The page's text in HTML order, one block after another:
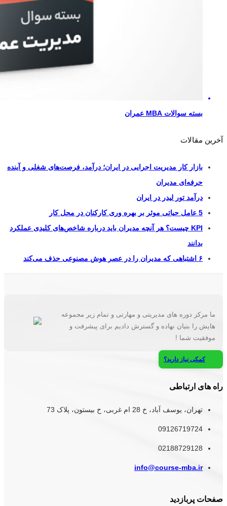
بسته سوالات MBA عمران
آخرین مقالات
بازار کار مدیریت اجرایی در ایران؛ درآمد، فرصت‌های شغلی و آینده
حرفه‌ای مدیران
درآمد تور لیدر در ایران
5 عامل حیاتی موثر بر بهره وری کارکنان در محل کار
KPI چیست؟ هر آنچه مدیران باید درباره شاخص‌های کلیدی عملکرد
بدانند
۶ اشتباهی که مدیران را در عصر هوش مصنوعی حذف می‌کند
ما مرکز دوره های مدیریتی و مهارتی و تمام زیر مجموعه
هایش را بنیان نهاده و گسترش دادیم برای پیشرفت و
موفقیت شما !
کمکی نیاز دارید؟
راه های ارتباطی
تهران، یوسف آباد، خ 28 ام غربی، خ بیستون، پلاک 73
09126719724
02188729128
info@course-mba.ir
صفحات پربازدید